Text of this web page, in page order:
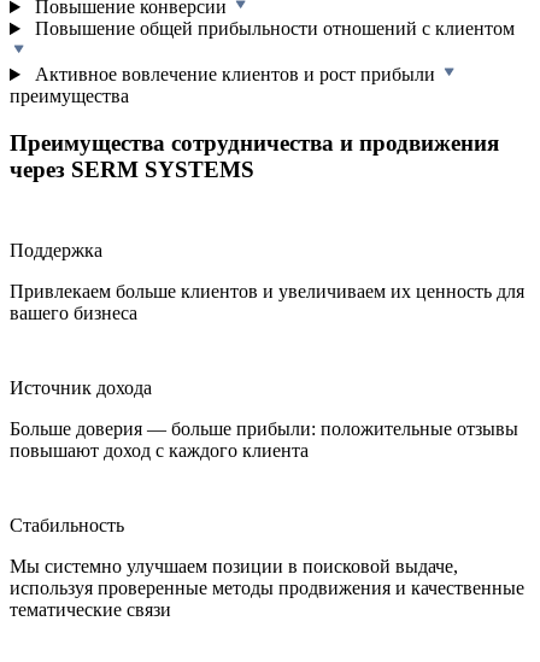
Повышение конверсии
Повышение общей прибыльности отношений с клиентом
Активное вовлечение клиентов и рост прибыли
преимущества
Преимущества сотрудничества и продвижения
через SERM SYSTEMS
Поддержка
Привлекаем больше клиентов и увеличиваем их ценность для
вашего бизнеса
Источник дохода
Больше доверия — больше прибыли: положительные отзывы
повышают доход с каждого клиента
Стабильность
Мы системно улучшаем позиции в поисковой выдаче,
используя проверенные методы продвижения и качественные
тематические связи